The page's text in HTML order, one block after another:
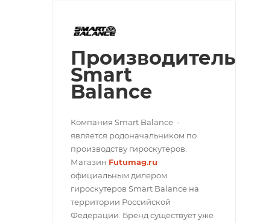
Производитель
Smart
Balance
Компания Smart Balance -
является родоначальником по
производству гироскутеров.
Магазин Futumag.ru
официальным дилером
гироскутеров Smart Balance на
территории Российской
Федерации. Бренд существует уже